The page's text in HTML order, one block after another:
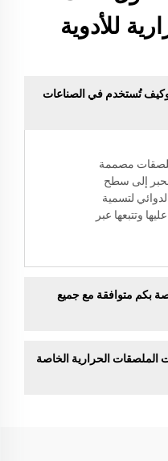
للأدوية
تُستخدم في الصناعات
مصممة
إلى سطح
لتسمية
وتتبعها عبر
بكم متوافقة مع جميع
الملصقات الحرارية الخاصة